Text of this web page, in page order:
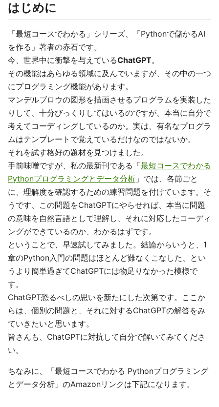
はじめに
「最短コースでわかる」シリーズ、「Pythonで儲かるAI
を作る」著者の赤石です。
今、世界中に衝撃を与えているChatGPT。
その機能はあらゆる領域に及んでいますが、その中の一つ
にプログラミング機能があります。
マンデルブロウの図形を描画させるプログラムを実装した
りして、十分びっくりしてはいるのですが、本当に自分で
考えてコーディングしているのか。実は、有名なプログラ
ムはテンプレートで覚えているだけなのではないか。
それを試す格好の題材を見つけました。
手前味噌ですが、私の最新刊である「最短コースでわかる
Pythonプログラミングとデータ分析 」では、各節ごと
に、理解度を確認するための練習問題を付けています。そ
うです、この問題をChatGPTにやらせれば、本当に問題
の意味を自然言語として理解し、それに対応したコーディ
ングができているのか、わかるはずです。
ということで、早速試してみました。結論からいうと、1
章のPython入門の問題はほとんど難なくこなした、とい
うより簡単過ぎてChatGPTには物足りなかった模様で
す。
ChatGPT恐るべしの思いを新たにした次第です。ここか
らは、個別の問題と、それに対するChatGPTの解答をみ
ていきたいと思います。
皆さんも、ChatGPTに対抗して自分で解いてみてくださ
い。
ちなみに、「最短コースでわかる Pythonプログラミング
とデータ分析」のAmazonリンクは下記になります。